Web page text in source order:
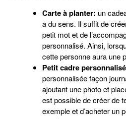
Carte à planter: un
a du sens. Il suffit de
petit mot et de
personnalisé. Ainsi,
cette personne aura une
Petit cadre
personnalisée façon
ajoutant une photo et
est possible de créer de
exemple et d’acheter un